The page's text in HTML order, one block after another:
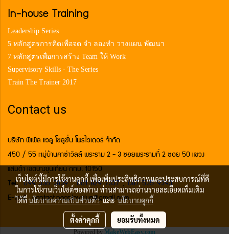
In-house Training
Leadership Series
5 หลักสูตรการคิดเพื่อจด จำ ลองทำ วางแผน พัฒนา
7 หลักสูตรเพื่อการสร้าง Team ให้ Work
Supervisory Skills - The Series
Train The Trainer 2017
Contact us
บริษัท พีเพิล แวลู โซลูชั่น โพรไวเดอร์ จำกัด
450 / 55 หมู่บ้านคาซ่าวิลล์ พระราม 2 - 3 ซอยพระรามที่ 2 ซอย 50 แขวง
แสมดำ เขตบางขุนเทียน กทม. 10150
Tel. 099-336-3839 , 061-829-7337 , 087-535-9393
E-mail contact.peoplevalue@gmail.com
Powered by MakeWebEasy.com
เว็บไซต์นี้มีการใช้งานคุกกี้ เพื่อเพิ่มประสิทธิภาพและประสบการณ์ที่ดี
ในการใช้งานเว็บไซต์ของท่าน ท่านสามารถอ่านรายละเอียดเพิ่มเติม
ได้ที่นโยบายความเป็นส่วนตัวและนโยบายคุกกี้
ตั้งค่าคุกกี้ ยอมรับทั้งหมด